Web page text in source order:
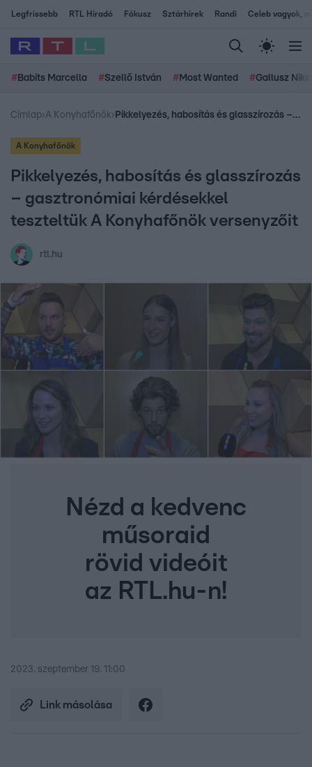
Legfrissebb RTL Híradó Fókusz Sztárhírek Randi Celeb vagyok,
# Babits Marcella #Szellő István # Most Wanted #Gallusz
Címlap›A Konyhafőnök› Pikkelyezés, habosítás és glasszírozás – gasztronómiai kérdésekkel teszteltük A Konyhafőnök versenyzőit
A Konyhafőnök
Pikkelyezés, habosítás és glasszírozás
– gasztronómiai kérdésekkel
teszteltük A Konyhafőnök versenyzőit
rtl.hu
Nézd a kedvenc
műsoraid
rövid videóit
az RTL.hu-n!
2023. szeptember 19. 11:00
Link másolása